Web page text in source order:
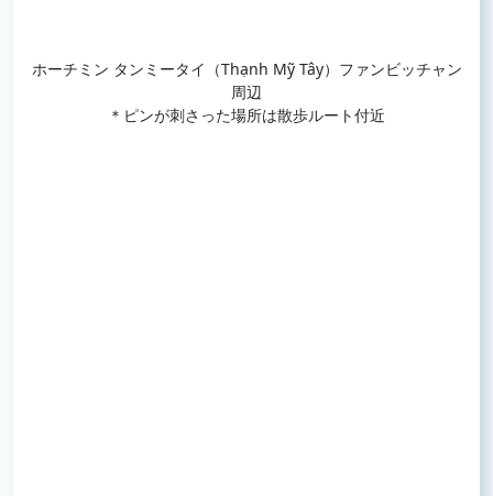
ホーチミン タンミータイ（Thạnh Mỹ Tây）ファンビッチャン
周辺
＊ピンが刺さった場所は散歩ルート付近